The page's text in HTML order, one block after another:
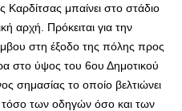
Καρδίτσας μπαίνει στο στάδιο
αρχή. Πρόκειται για την
στη έξοδο της πόλης προς
στο ύψος του 6ου Δημοτικού
σημασίας το οποίο βελτιώνει
τόσο των οδηγών όσο και των